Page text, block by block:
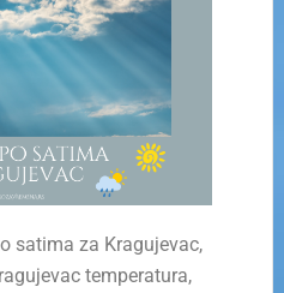
satima za Kragujevac,
temperatura,